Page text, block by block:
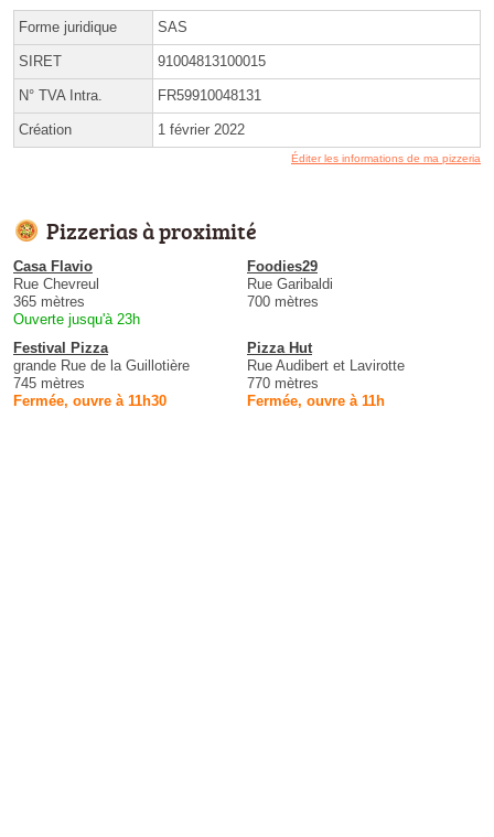
Forme juridique SAS
SIRET 91004813100015
N° TVA Intra. FR59910048131
Création 1 février 2022
Éditer les informations de ma pizzeria
Pizzerias à proximité
Casa Flavio
Rue Chevreul
365 mètres
Ouverte jusqu'à 23h
Foodies29
Rue Garibaldi
700 mètres
Festival Pizza
grande Rue de la Guillotière
745 mètres
Fermée, ouvre à 11h30
Pizza Hut
Rue Audibert et Lavirotte
770 mètres
Fermée, ouvre à 11h